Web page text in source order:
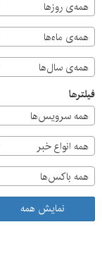
همه‌ی روزها
همه‌ی ماه‌ها
همه‌ی سال‌ها
فیلترها
همه سرویس‌ها
همه انواع خبر
همه باکس‌ها
نمایش همه